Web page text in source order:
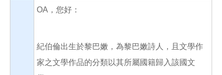
OA，您好：
紀伯倫出生於黎巴嫩，為黎巴嫩詩人，且文學作
家之文學作品的分類以其所屬國籍歸入該國文